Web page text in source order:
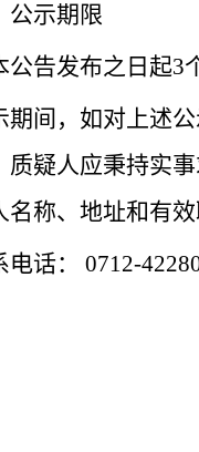
公示期限
公告发布之日起3
期间，如对上述
质疑人应秉持实
名称、地址和有
话：
0712-